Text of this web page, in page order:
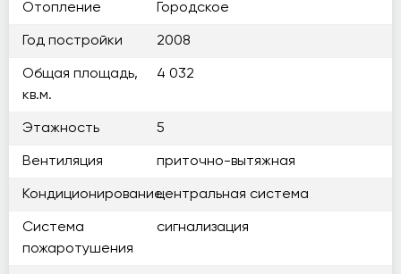
Отопление Городское
Год постройки 2008
Общая площадь,
кв.м.
4 032
Этажность 5
Вентиляция приточно-вытяжная
Кондиционированиецентральная система
Система
пожаротушения
сигнализация